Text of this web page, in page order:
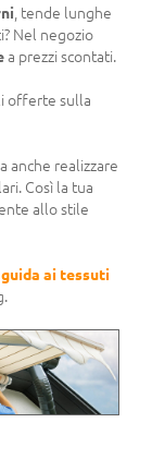
, tende lunghe
Nel negozio
a prezzi scontati.
offerte sulla
anche realizzare
Così la tua
allo stile
guida ai tessuti